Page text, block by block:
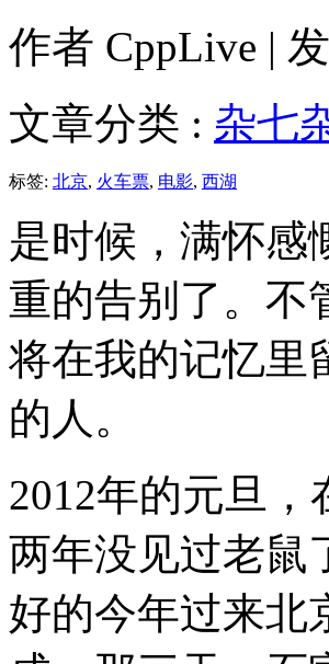
作者 CppLive |
文章分类 : 杂七
标签: 北京, 火车票, 电影, 西湖
是时候，满怀感
重的告别了。不
将在我的记忆里
的人。
2012年的元旦
两年没见过老鼠
好的今年过来北